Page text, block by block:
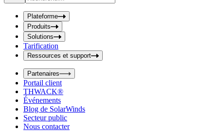
b
u
t
S
e
a
r
c
h
b
o
x
Plateforme
Produits
Solutions
Tarification
Ressources et support
Partenaires
Portail client
THWACK®
Événements
Blog de SolarWinds
Secteur public
Nous contacter